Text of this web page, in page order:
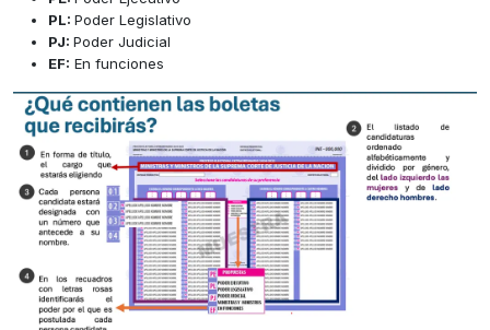
PL: Poder Legislativo
PJ: Poder Judicial
EF: En funciones